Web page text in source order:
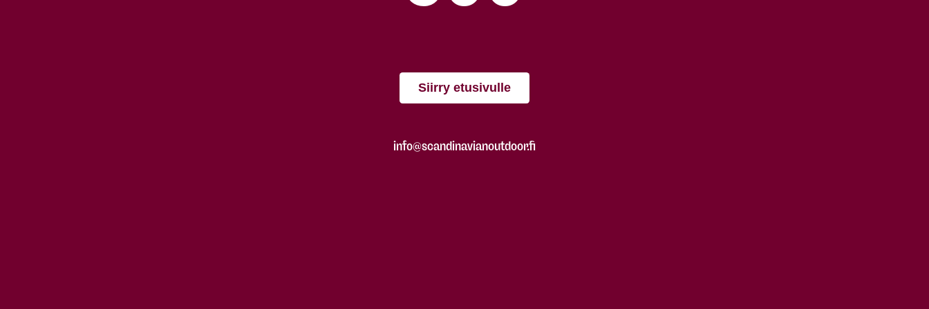
Siirry etusivulle
info@scandinavianoutdoor.fi